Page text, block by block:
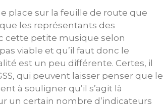
place sur la feuille de route que
les représentants des
cette petite musique selon
viable et qu’il faut donc le
est un peu différente. Certes, il
qui peuvent laisser penser que le
à souligner qu’il s’agit là
un certain nombre d’indicateurs